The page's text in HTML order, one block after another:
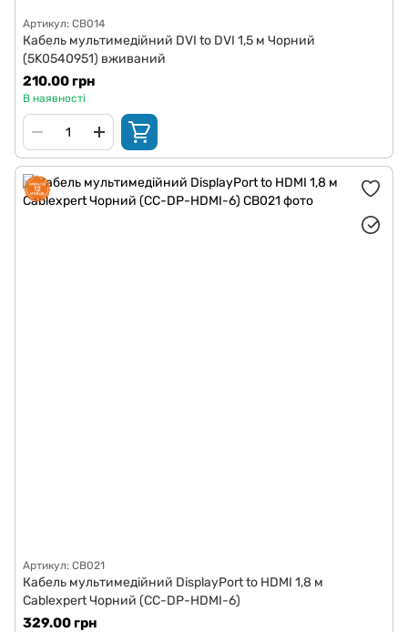
Артикул: CB014
Кабель мультимедійний DVI to DVI 1,5 м Чорний
(5K0540951) вживаний
210.00 грн
В наявності
Артикул: CB021
Кабель мультимедійний DisplayPort to HDMI 1,8 м
Cablexpert Чорний (CC-DP-HDMI-6)
329.00 грн